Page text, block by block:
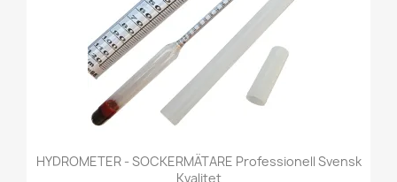
HYDROMETER - SOCKERMÄTARE Professionell Svensk
Kvalitet